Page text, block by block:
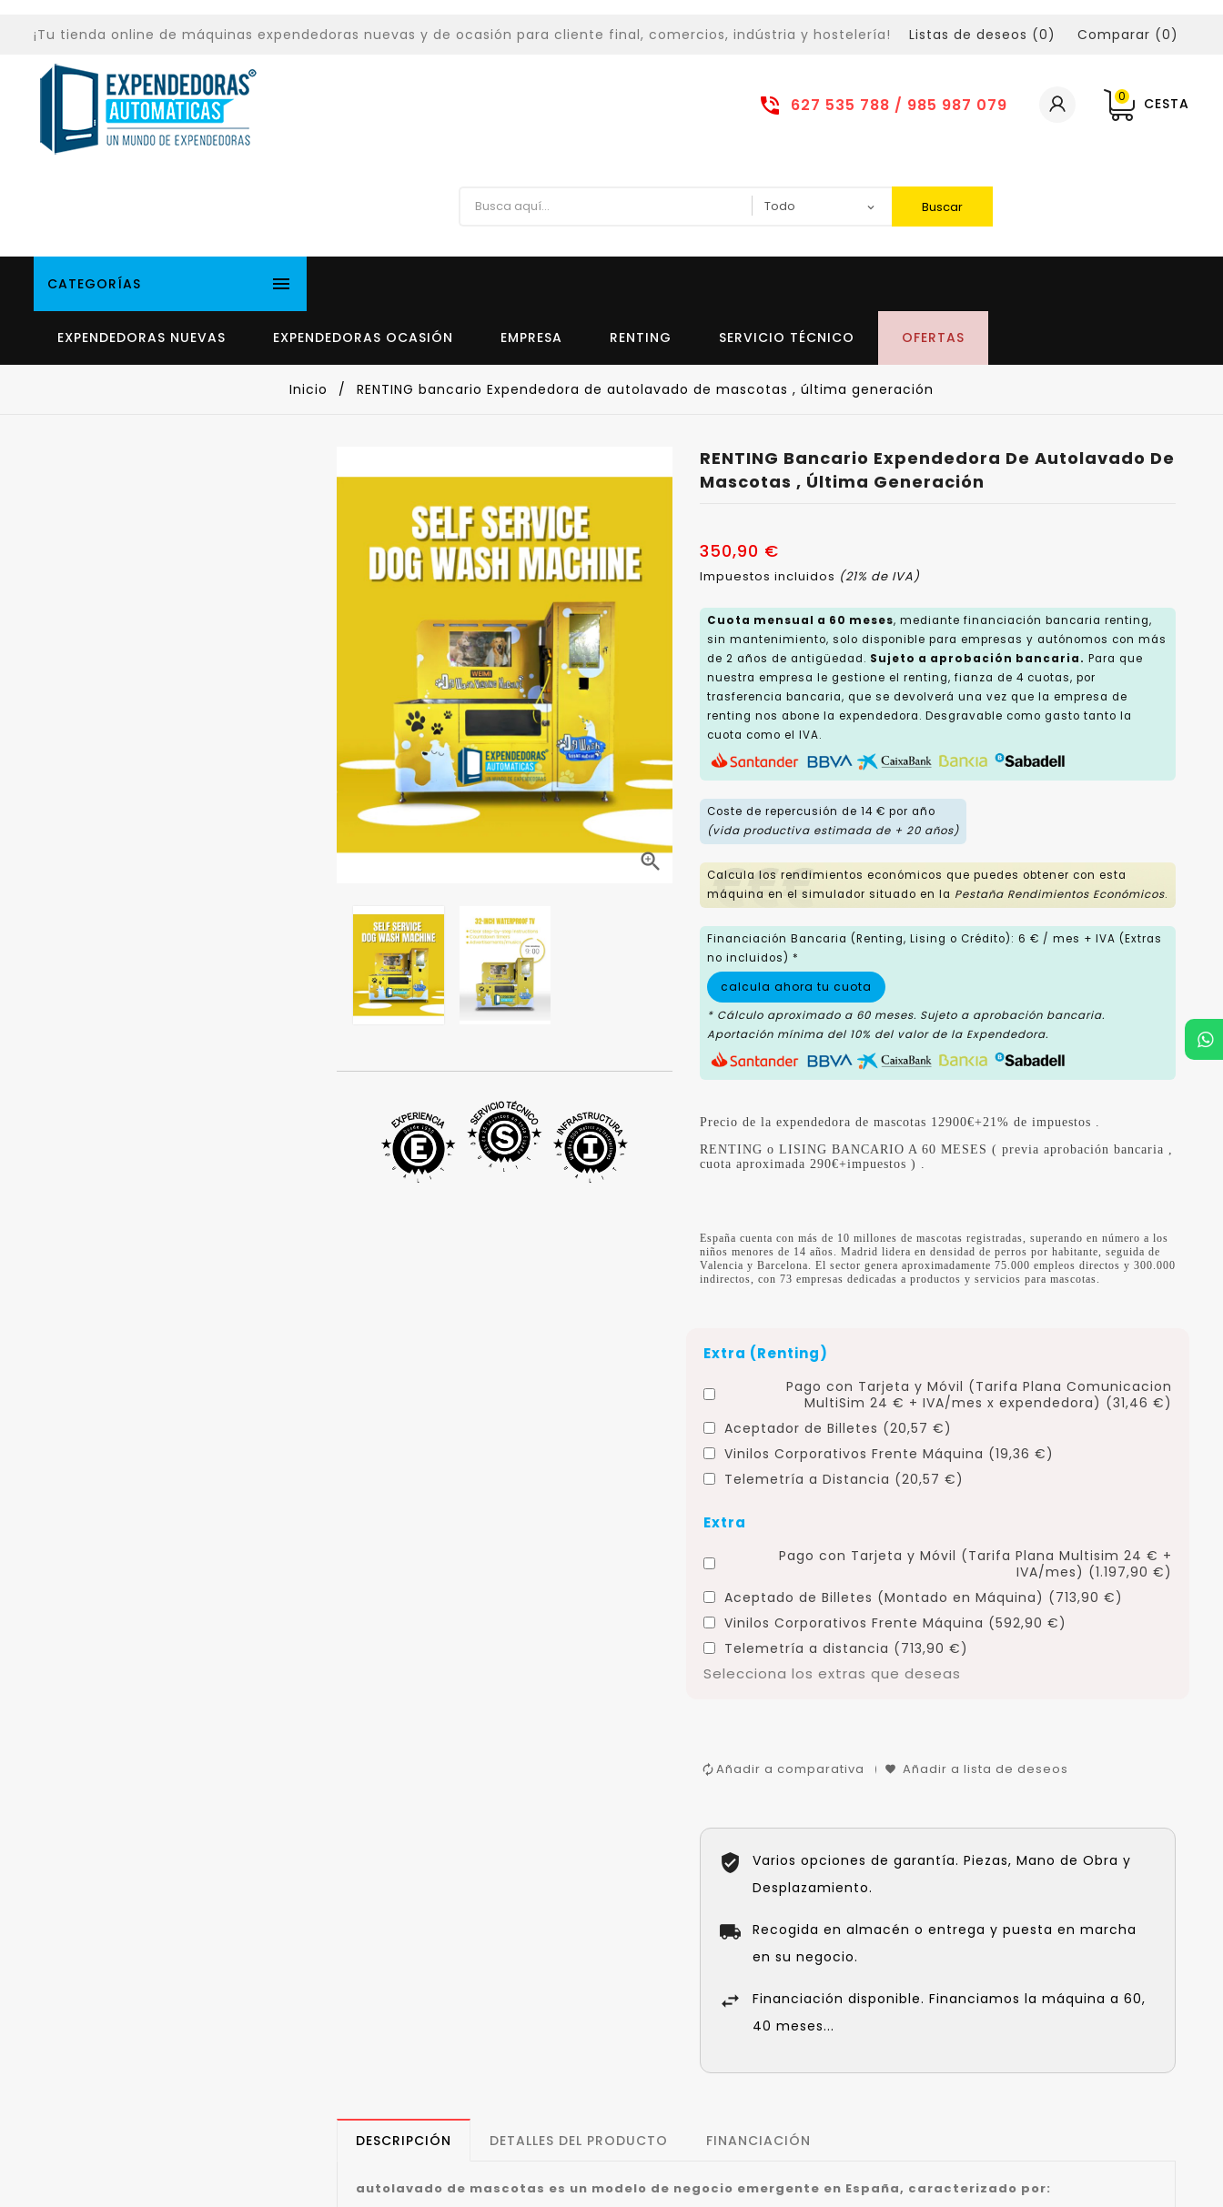
¡Tu tienda online de máquinas expendedoras nuevas y de ocasión para cliente final, comercios, indústria y hostelería! Comparar (0)
Listas de deseos (0)
CESTA
0
627 535 788 / 985 987 079
Buscar
CATEGORÍAS 
EXPENDEDORAS NUEVAS EXPENDEDORAS OCASIÓN EMPRESA RENTING SERVICIO TÉCNICO OFERTAS
Inicio RENTING bancario Expendedora de autolavado de mascotas , última generación

RENTING Bancario Expendedora De Autolavado De
Mascotas , Última Generación
350,90 €
Impuestos incluidos (21% de IVA)
Cuota mensual a 60 meses, mediante financiación bancaria renting,
sin mantenimiento, solo disponible para empresas y autónomos con más
de 2 años de antigüedad. Sujeto a aprobación bancaria. Para que
nuestra empresa le gestione el renting, fianza de 4 cuotas, por
trasferencia bancaria, que se devolverá una vez que la empresa de
renting nos abone la expendedora. Desgravable como gasto tanto la
cuota como el IVA.
Coste de repercusión de 14 € por año
(vida productiva estimada de + 20 años)
Calcula los rendimientos económicos que puedes obtener con esta
máquina en el simulador situado en la Pestaña Rendimientos Económicos.
Financiación Bancaria (Renting, Lising o Crédito): 6 € / mes + IVA (Extras
no incluidos) *
calcula ahora tu cuota
* Cálculo aproximado a 60 meses. Sujeto a aprobación bancaria.
Aportación mínima del 10% del valor de la Expendedora.
Precio de la expendedora de mascotas 12900€+21% de impuestos .
RENTING o LISING BANCARIO A 60 MESES ( previa aprobación bancaria ,
cuota aproximada 290€+impuestos ) .
España cuenta con más de 10 millones de mascotas registradas, superando en número a los
niños menores de 14 años. Madrid lidera en densidad de perros por habitante, seguida de
Valencia y Barcelona. El sector genera aproximadamente 75.000 empleos directos y 300.000
indirectos, con 73 empresas dedicadas a productos y servicios para mascotas.
Extra (Renting)
Pago con Tarjeta y Móvil (Tarifa Plana Comunicacion
MultiSim 24 € + IVA/mes x expendedora) (31,46 €)
Aceptador de Billetes (20,57 €)
Vinilos Corporativos Frente Máquina (19,36 €)
Telemetría a Distancia (20,57 €)
Extra
Pago con Tarjeta y Móvil (Tarifa Plana Multisim 24 € +
IVA/mes) (1.197,90 €)
Aceptado de Billetes (Montado en Máquina) (713,90 €)
Vinilos Corporativos Frente Máquina (592,90 €)
Telemetría a distancia (713,90 €)
Selecciona los extras que deseas
Añadir a comparativa Añadir a lista de deseos
Varios opciones de garantía. Piezas, Mano de Obra y
Desplazamiento.
Recogida en almacén o entrega y puesta en marcha
en su negocio.
Financiación disponible. Financiamos la máquina a 60,
40 meses...
DESCRIPCIÓN DETALLES DEL PRODUCTO FINANCIACIÓN
autolavado de mascotas es un modelo de negocio emergente en España, caracterizado por: